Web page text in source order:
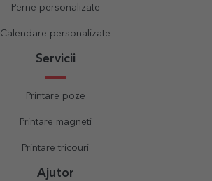
Perne personalizate
Calendare personalizate
Servicii
Printare poze
Printare magneti
Printare tricouri
Ajutor